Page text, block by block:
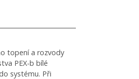
topení a rozvody
PEX-b bílé
systému. Při